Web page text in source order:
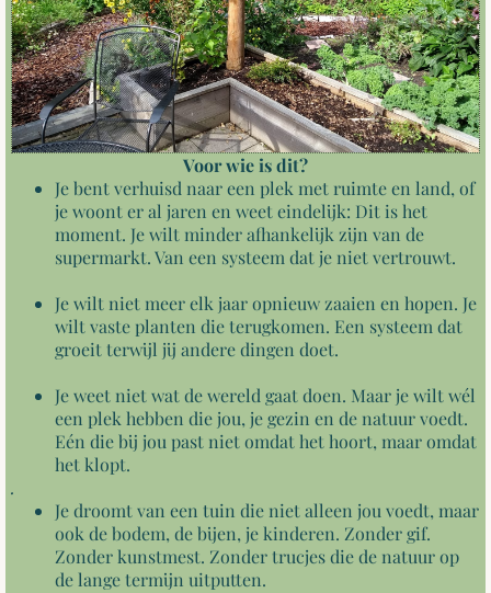
Voor wie is dit?
Je bent verhuisd naar een plek met ruimte en land, of
je woont er al jaren en weet eindelijk: Dit is het
moment. Je wilt minder afhankelijk zijn van de
supermarkt. Van een systeem dat je niet vertrouwt.
Je wilt niet meer elk jaar opnieuw zaaien en hopen. Je
wilt vaste planten die terugkomen. Een systeem dat
groeit terwijl jij andere dingen doet.
Je weet niet wat de wereld gaat doen. Maar je wilt wél
een plek hebben die jou, je gezin en de natuur voedt.
Eén die bij jou past niet omdat het hoort, maar omdat
het klopt.
.
Je droomt van een tuin die niet alleen jou voedt, maar
ook de bodem, de bijen, je kinderen. Zonder gif.
Zonder kunstmest. Zonder trucjes die de natuur op
de lange termijn uitputten.